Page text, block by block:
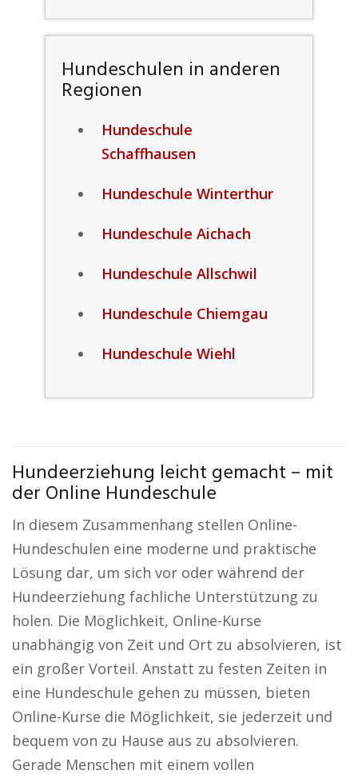
Hundeschulen in anderen
Regionen
Hundeschule
Schaffhausen
Hundeschule Winterthur
Hundeschule Aichach
Hundeschule Allschwil
Hundeschule Chiemgau
Hundeschule Wiehl
Hundeerziehung leicht gemacht – mit
der Online Hundeschule
In diesem Zusammenhang stellen Online-
Hundeschulen eine moderne und praktische
Lösung dar, um sich vor oder während der
Hundeerziehung fachliche Unterstützung zu
holen. Die Möglichkeit, Online-Kurse
unabhängig von Zeit und Ort zu absolvieren, ist
ein großer Vorteil. Anstatt zu festen Zeiten in
eine Hundeschule gehen zu müssen, bieten
Online-Kurse die Möglichkeit, sie jederzeit und
bequem von zu Hause aus zu absolvieren.
Gerade Menschen mit einem vollen